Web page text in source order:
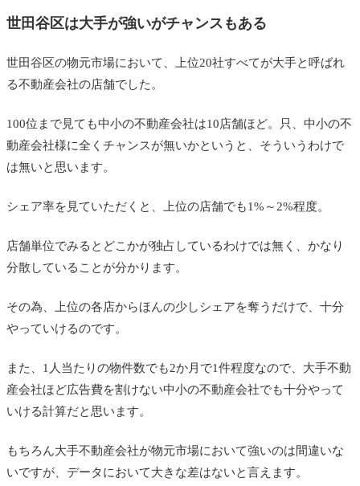
世田谷区は大手が強いがチャンスもある
世田谷区の物元市場において、上位20社すべてが大手と呼ばれ
る不動産会社の店舗でした。
100位まで見ても中小の不動産会社は10店舗ほど。只、中小の不
動産会社様に全くチャンスが無いかというと、そういうわけで
は無いと思います。
シェア率を見ていただくと、上位の店舗でも1%～2%程度。
店舗単位でみるとどこかが独占しているわけでは無く、かなり
分散していることが分かります。
その為、上位の各店からほんの少しシェアを奪うだけで、十分
やっていけるのです。
また、1人当たりの物件数でも2か月で1件程度なので、大手不動
産会社ほど広告費を割けない中小の不動産会社でも十分やって
いける計算だと思います。
もちろん大手不動産会社が物元市場において強いのは間違いな
いですが、データにおいて大きな差はないと言えます。